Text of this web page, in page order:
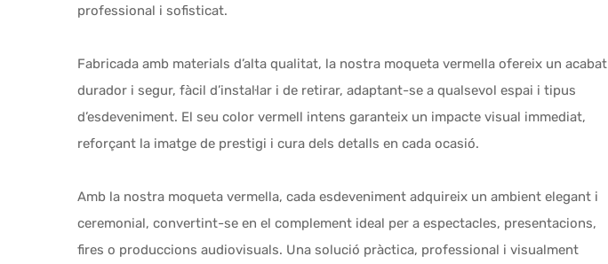
professional i sofisticat.
Fabricada amb materials d’alta qualitat, la nostra moqueta vermella ofereix un acabat
durador i segur, fàcil d’instal·lar i de retirar, adaptant-se a qualsevol espai i tipus
d’esdeveniment. El seu color vermell intens garanteix un impacte visual immediat,
reforçant la imatge de prestigi i cura dels detalls en cada ocasió.
Amb la nostra moqueta vermella, cada esdeveniment adquireix un ambient elegant i
ceremonial, convertint-se en el complement ideal per a espectacles, presentacions,
fires o produccions audiovisuals. Una solució pràctica, professional i visualment